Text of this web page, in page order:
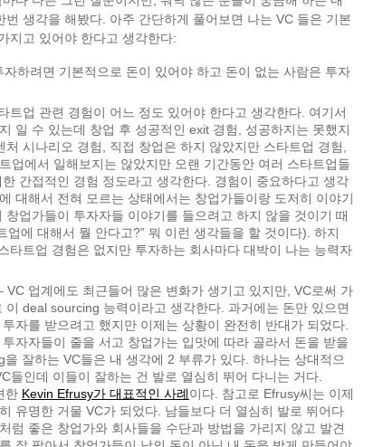
번 생각을 해봤다. 아주 간단하게 풀어보면 나는 VC 들은 기본
지고 있어야 한다고 생각한다:
하려면 기본적으로 돈이 있어야 하고 돈이 없는 사람은 투자
트업 관련 경험이 어느 정도 있어야 한다고 생각한다. 여기서
일 수 있는데 창업 후 성공적인 exit 경험, 성공하지는 못했지
처 시나리오 경험, 직접 창업은 하지 않았지만 스타트업 경험,
업에서 일해보지는 않았지만 오랜 기간동안 여러 스타트업들
간접적인 경험 정도라고 생각한다. 경험이 중요하다고 생각
대해서 전혀 모르는 상태에서는 창업가들이랑 도저히 이야기
창업가들이 투자자들 이야기를 들으려고 하지 않을 것이기 때
업에 대해서 뭘 안다고?” 뭐 이런 생각들을 할 것이다). 하지
타트업 경험은 없지만 투자하는 회사마다 대박이 나는 능력자
VC 업계에도 최근들어 많은 변화가 생기고 있지만, VC로써 가
이 deal sourcing 능력이라고 생각한다. 과거에는 돈만 있으면
자를 받으려고 했지만 이제는 상황이 완전히 반대가 되었다.
자자들이 줄을 서고 창업가는 입맛에 따라 골라서 돈을 받을
잘하는 VC들은 내 생각에 2 부류가 있다. 하나는 상대적으
들인데 이들이 잘하는 건 발로 열심히 뛰어 다니는 거다.
한 Kevin Efrusy가 대표적인 사례이다. 참고로 Efrusy씨는 이제
유명한 거물 VC가 되었다. 남들보다 더 열심히 발로 뛰어다
럼 좋은 창업가와 회사들을 수단과 방법을 가리지 않고 발견